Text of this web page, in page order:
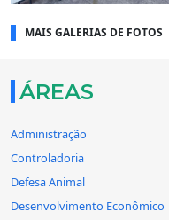
MAIS GALERIAS DE FOTOS
ÁREAS
Administração
Controladoria
Defesa Animal
Desenvolvimento Econômico